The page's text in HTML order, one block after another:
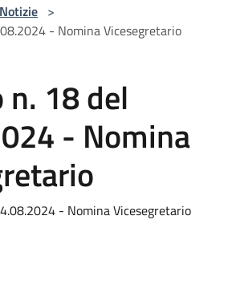
Notizie >
- Nomina Vicesegretario
n. 18 del
- Nomina
- Nomina Vicesegretario